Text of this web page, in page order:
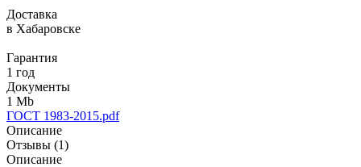
Доставка
в Хабаровске
Гарантия
1 год
Документы
1 Mb
ГОСТ 1983-2015.pdf
Описание
Отзывы (1)
Описание